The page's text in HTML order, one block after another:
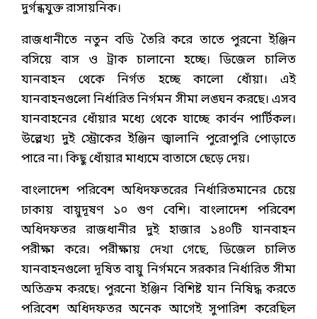
দুর্গন্ধযুক্ত রাসায়নিক।
রাজধানীতে নতুন বডি তৈরি করে তাতে পুরনো ইঞ্জিন
বসিয়ে বাস ও ট্রাক চালানো হচ্ছে। ডিজেল চালিত
যানবাহন থেকে নির্গত হচ্ছে কালো ধোঁয়া। এই
যানবাহনগুলো নির্ধারিত নির্গমন সীমা লঙ্ঘন করছে। এসব
যানবাহনের ধোঁয়ার মধ্যে থেকে যাচ্ছে কার্বন পার্টিকল।
উল্লেখ্য দুই স্ট্রোকের ইঞ্জিন জ্বালানি পুরোপুরি পোড়াতে
পারে না। কিছু ধোঁয়ার মাধ্যমে বাতাসে ছেড়ে দেয়।
বাংলাদেশ পরিবেশ অধিদফতরের নির্ধারিতমানের চেয়ে
ঢাকায় বায়ুদূষণ ১০ গুণ বেশি। বাংলাদেশ পরিবেশ
অধিদফতর রাজধানীর দুই হাজার ১৪০টি যানবাহন
পরীক্ষা করে। পরীক্ষায় দেখা গেছে, ডিজেল চালিত
যানবাহনগুলো দূষিত বায়ু নির্গমনে সরকার নির্ধারিত সীমা
অতিক্রম করছে। পুরনো ইঞ্জিন বিশিষ্ট যান নিষিদ্ধ করতে
পরিবেশ অধিদফতর অনেক আগেই সুপারিশ করেছিল